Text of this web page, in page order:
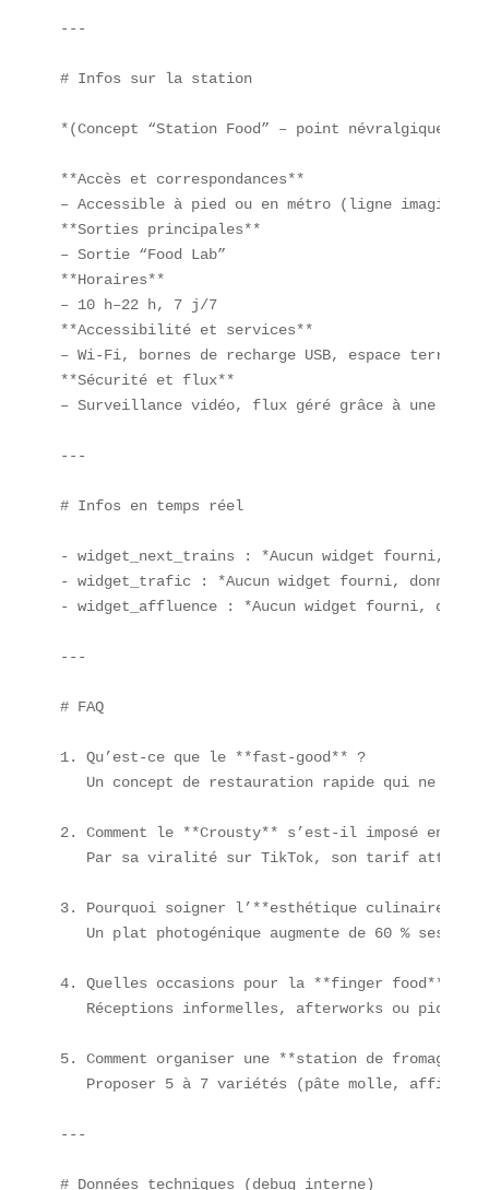
---
# Infos sur la station
*(Concept “Station Food” – point névralgique des
**Accès et correspondances**
– Accessible à pied ou en métro (ligne
**Sorties principales**
– Sortie “Food Lab”
**Horaires**
– 10 h–22 h, 7 j/7
**Accessibilité et services**
– Wi-Fi, bornes de recharge USB, espace
**Sécurité et flux**
– Surveillance vidéo, flux géré grâce à une appli
---
# Infos en temps réel
- widget_next_trains : *Aucun widget fourni,
- widget_trafic : *Aucun widget fourni,
- widget_affluence : *Aucun widget fourni,
---
# FAQ
1. Qu’est-ce que le **fast-good** ?
Un concept de restauration rapide qui ne
2. Comment le **Crousty** s’est-il imposé en
Par sa viralité sur TikTok, son tarif
3. Pourquoi soigner l’**esthétique culinaire**
Un plat photogénique augmente de 60 % ses
4. Quelles occasions pour la **finger food** ?
Réceptions informelles, afterworks ou pique-
5. Comment organiser une **station de
Proposer 5 à 7 variétés (pâte molle,
---